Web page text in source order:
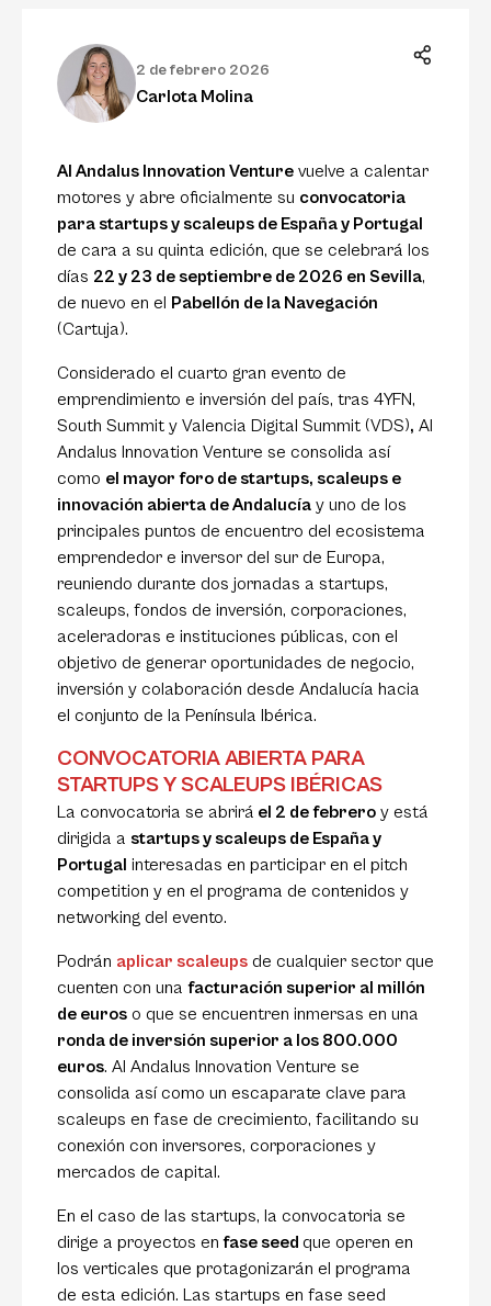
2 de febrero 2026
Carlota Molina
Al Andalus Innovation Venture vuelve a calentar
motores y abre oficialmente su convocatoria
para startups y scaleups de España y Portugal
de cara a su quinta edición, que se celebrará los
días 22 y 23 de septiembre de 2026 en Sevilla,
de nuevo en el Pabellón de la Navegación
(Cartuja).
Considerado el cuarto gran evento de
emprendimiento e inversión del país, tras 4YFN,
South Summit y Valencia Digital Summit (VDS), Al
Andalus Innovation Venture se consolida así
como el mayor foro de startups, scaleups e
innovación abierta de Andalucía y uno de los
principales puntos de encuentro del ecosistema
emprendedor e inversor del sur de Europa,
reuniendo durante dos jornadas a startups,
scaleups, fondos de inversión, corporaciones,
aceleradoras e instituciones públicas, con el
objetivo de generar oportunidades de negocio,
inversión y colaboración desde Andalucía hacia
el conjunto de la Península Ibérica.
CONVOCATORIA ABIERTA PARA
STARTUPS Y SCALEUPS IBÉRICAS
La convocatoria se abrirá el 2 de febrero y está
dirigida a startups y scaleups de España y
Portugal interesadas en participar en el pitch
competition y en el programa de contenidos y
networking del evento.
Podrán aplicar scaleups de cualquier sector que
cuenten con una facturación superior al millón
de euros o que se encuentren inmersas en una
ronda de inversión superior a los 800.000
euros. Al Andalus Innovation Venture se
consolida así como un escaparate clave para
scaleups en fase de crecimiento, facilitando su
conexión con inversores, corporaciones y
mercados de capital.
En el caso de las startups, la convocatoria se
dirige a proyectos en fase seed que operen en
los verticales que protagonizarán el programa
de esta edición. Las startups en fase seed